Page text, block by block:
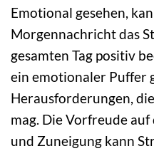
Emotional gesehen,
Morgennachricht das
gesamten Tag positiv
ein emotionaler Puffer
Herausforderungen,
mag. Die Vorfreude
und Zuneigung kann